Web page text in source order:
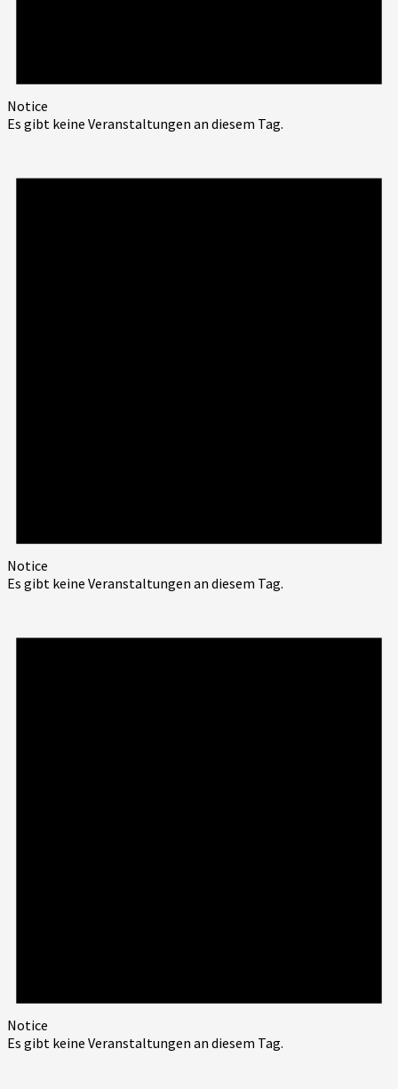
Notice
Es gibt keine Veranstaltungen an diesem Tag.
Notice
Es gibt keine Veranstaltungen an diesem Tag.
Notice
Es gibt keine Veranstaltungen an diesem Tag.